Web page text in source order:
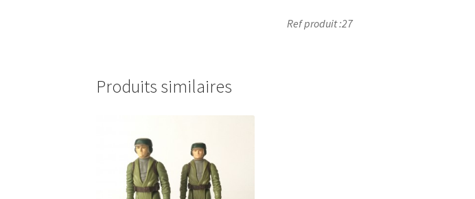
Ref produit :27
Produits similaires